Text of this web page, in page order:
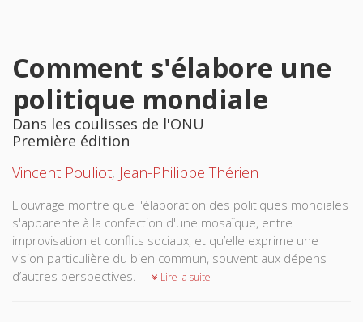
Comment s'élabore une
politique mondiale
Dans les coulisses de l'ONU
Première édition
Vincent Pouliot, Jean-Philippe Thérien
L'ouvrage montre que l'élaboration des politiques mondiales
s'apparente à la confection d'une mosaïque, entre
improvisation et conflits sociaux, et qu’elle exprime une
vision particulière du bien commun, souvent aux dépens
d’autres perspectives.
Lire la suite